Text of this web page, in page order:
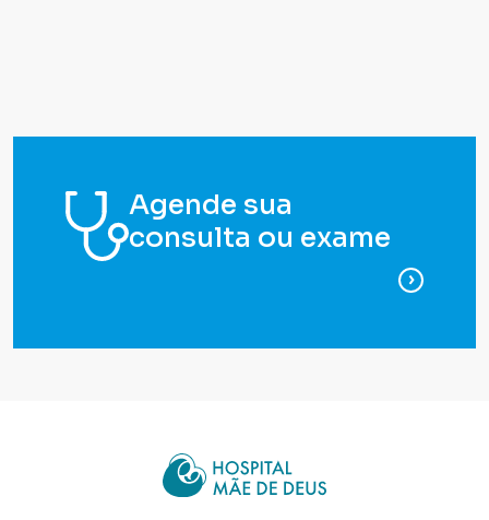
Agende sua
consulta ou exame
para